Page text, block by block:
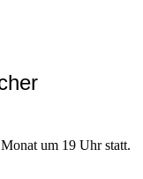
um 19 Uhr statt.